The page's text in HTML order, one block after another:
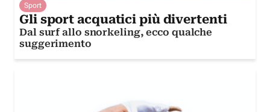
Sport
Gli sport acquatici più divertenti
Dal surf allo snorkeling, ecco qualche
suggerimento